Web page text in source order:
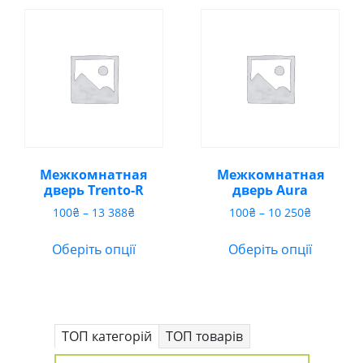
Межкомнатная
дверь Trento-R
100₴ – 13 388₴Діапазон
від
Оберіть опції
Межкомнатная
дверь Aura
100₴ – 10 250₴
від
Оберіть опції
ТОП категорій ТОП товарів